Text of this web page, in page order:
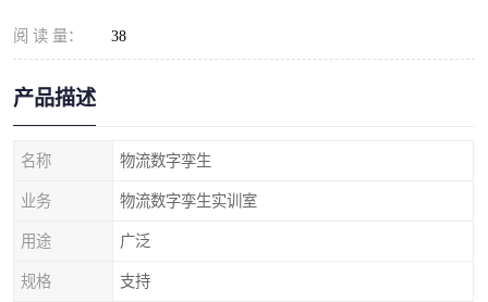
阅 读 量： 38
产品描述
名称 物流数字孪生
业务 物流数字孪生实训室
用途 广泛
规格 支持